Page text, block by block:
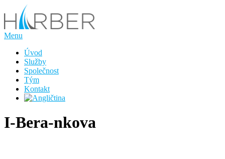
Přeskočit
obsah
Menu
Úvod
Služby
Společnost
Tým
Kontakt
I-Bera-nkova